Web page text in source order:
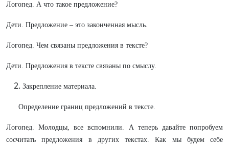
Логопед. А что такое предложение?
Дети. Предложение – это законченная мысль.
Логопед. Чем связаны предложения в тексте?
Дети. Предложения в тексте связаны по смыслу.
Закрепление материала.
Определение границ предложений в тексте.
Логопед. Молодцы, все вспомнили. А теперь давайте попробуем
сосчитать предложения в других текстах. Как мы будем себе